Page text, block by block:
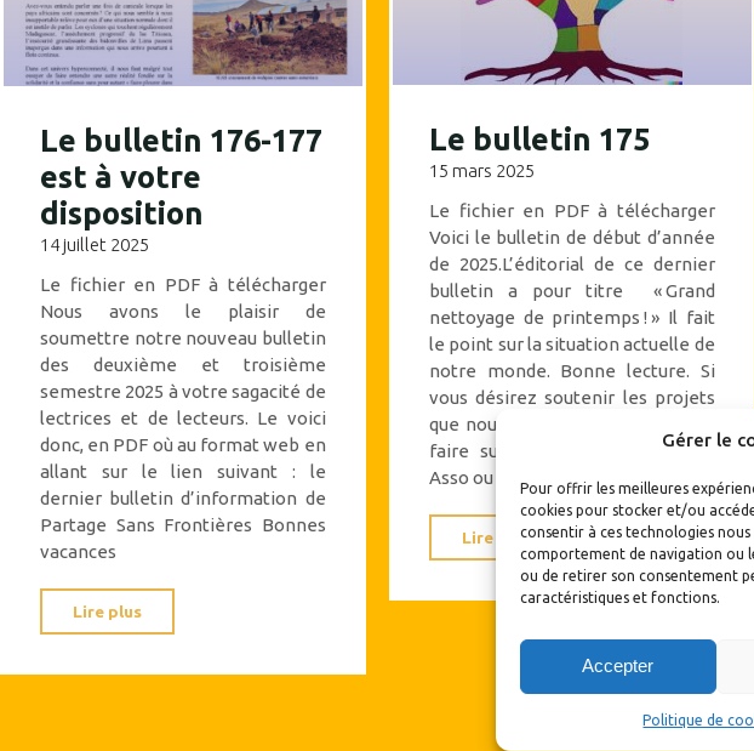
Gérer le
Pour offrir les meilleures
cookies pour stocker et/ou
consentir à ces technologies
comportement de navigation ou
ou de retirer son consentement
caractéristiques et fonctions.
Accepter
Politique de
Le bulletin 176-177
est à votre
disposition
14 juillet 2025
Le fichier en PDF à télécharger
Nous avons le plaisir de
soumettre notre nouveau bulletin
des deuxième et troisième
semestre 2025 à votre sagacité de
lectrices et de lecteurs. Le voici
donc, en PDF où au format web en
allant sur le lien suivant : le
dernier bulletin d’information de
Partage Sans Frontières Bonnes
vacances
Lire plus
176-
Le bulletin 175
15 mars 2025
Le fichier en PDF à télécharger
Voici le bulletin de début d’année
de 2025.L’éditorial de ce dernier
bulletin a pour titre « Grand
nettoyage de printemps ! » Il fait
le point sur la situation actuelle de
notre monde. Bonne lecture. Si
vous désirez soutenir les projets
que nous menons vous pouvez le
faire sur notre site, avec Hello
Asso ou PayPal, ainsi …
Lire plus "Le
bulletin
175"